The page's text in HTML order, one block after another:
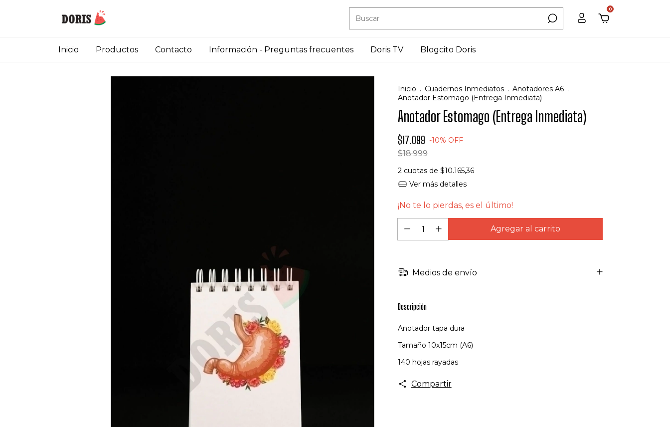
0
Inicio Productos Contacto Información - Preguntas frecuentes Doris TV Blogcito Doris
Inicio . Cuadernos Inmediatos . Anotadores A6 .
Anotador Estomago (Entrega Inmediata)
Anotador Estomago (Entrega Inmediata)
$17.099 -10% OFF
$18.999
2 cuotas de $10.165,36
Ver más detalles
¡No te lo pierdas, es el último!
Medios de envío
Descripción
Anotador tapa dura
Tamaño 10x15cm (A6)
140 hojas rayadas
Compartir